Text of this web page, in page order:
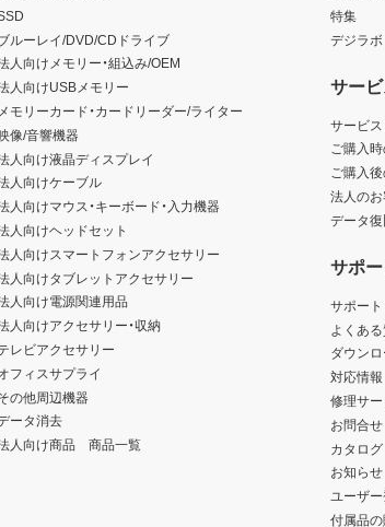
ルーレイ/DVD/CDドライブ
人向けメモリー・組込み/OEM
人向けUSBメモリー
メモリーカード・カードリーダー/ライター
像/音響機器
人向け液晶ディスプレイ
人向けケーブル
人向けマウス・キーボード・入力機器
人向けヘッドセット
人向けスマートフォンアクセサリー
人向けタブレットアクセサリー
人向け電源関連用品
人向けアクセサリー・収納
レビアクセサリー
フィスサプライ
の他周辺機器
ータ消去
人向け商品 商品一覧
特集
デジラボ
サー
サービ
ご購入
ご購入
法人の
データ
サポ
サポー
よくあ
ダウン
対応情報
修理サ
お問合せ
カタログ
お知らせ
ユーザ
付属品の